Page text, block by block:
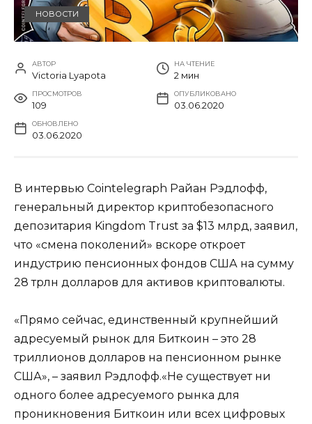
НОВОСТИ
АВТОР
Victoria Lyapota
НА ЧТЕНИЕ
2 мин
ПРОСМОТРОВ
109
ОПУБЛИКОВАНО
03.06.2020
ОБНОВЛЕНО
03.06.2020
В интервью Cointelegraph Райан Рэдлофф,
генеральный директор криптобезопасного
депозитария Kingdom Trust за $13 млрд, заявил,
что «смена поколений» вскоре откроет
индустрию пенсионных фондов США на сумму
28 трлн долларов для активов криптовалюты.
«Прямо сейчас, единственный крупнейший
адресуемый рынок для Биткоин – это 28
триллионов долларов на пенсионном рынке
США», – заявил Рэдлофф.«Не существует ни
одного более адресуемого рынка для
проникновения Биткоин или всех цифровых